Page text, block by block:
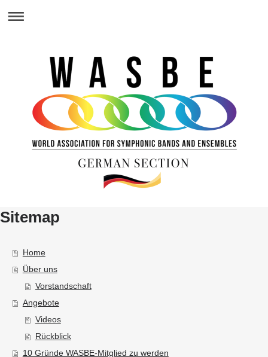
Sitemap
Home
Über uns
Vorstandschaft
Angebote
Videos
Rückblick
10 Gründe WASBE-Mitglied zu werden